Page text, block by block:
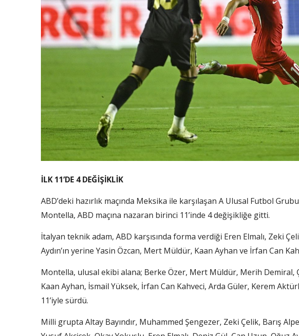
İLK 11’DE 4 DEĞİŞİKLİK
ABD’deki hazırlık maçında Meksika ile karşılaşan A Ulusal Futbol
Montella, ABD maçına nazaran birinci 11’inde 4 değişikliğe gitti.
İtalyan teknik adam, ABD karşısında forma verdiği Eren Elmalı, Zeki
Aydın’ın yerine Yasin Özcan, Mert Müldür, Kaan Ayhan ve İrfan Can
Montella, ulusal ekibi alana; Berke Özer, Mert Müldür, Merih Demiral,
Kaan Ayhan, İsmail Yüksek, İrfan Can Kahveci, Arda Güler, Kerem
11’iyle sürdü.
Milli grupta Altay Bayındır, Muhammed Şengezer, Zeki Çelik, Barış